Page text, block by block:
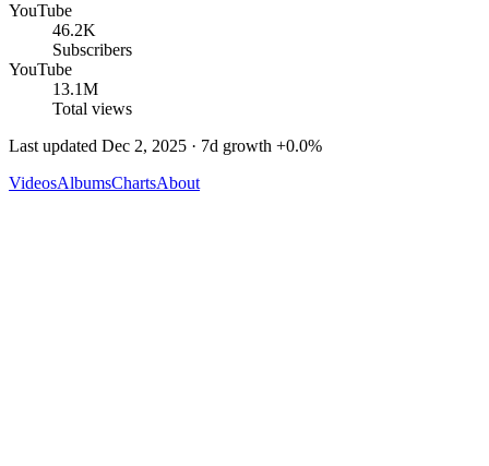
YouTube
46.2K
Subscribers
YouTube
13.1M
Total views
Last updated Dec 2, 2025 · 7d growth +0.0%
VideosAlbumsChartsAbout